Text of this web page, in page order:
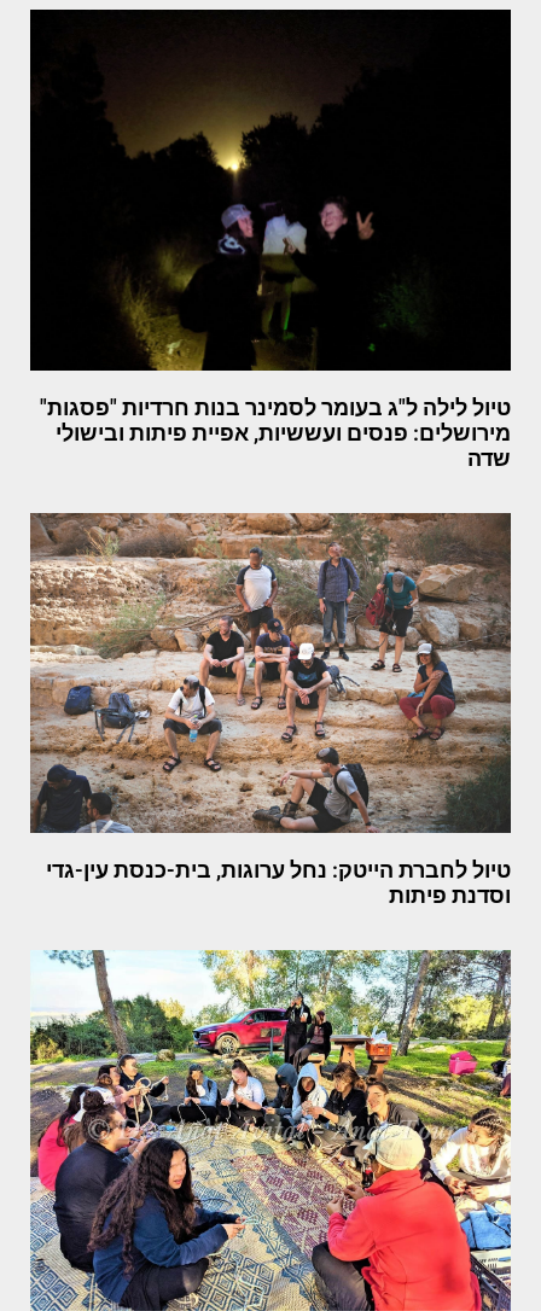
טיול לילה ל"ג בעומר לסמינר בנות חרדיות "פסגות"
מירושלים: פנסים ועששיות, אפיית פיתות ובישולי
שדה
טיול לחברת הייטק: נחל ערוגות, בית-כנסת עין-גדי
וסדנת פיתות